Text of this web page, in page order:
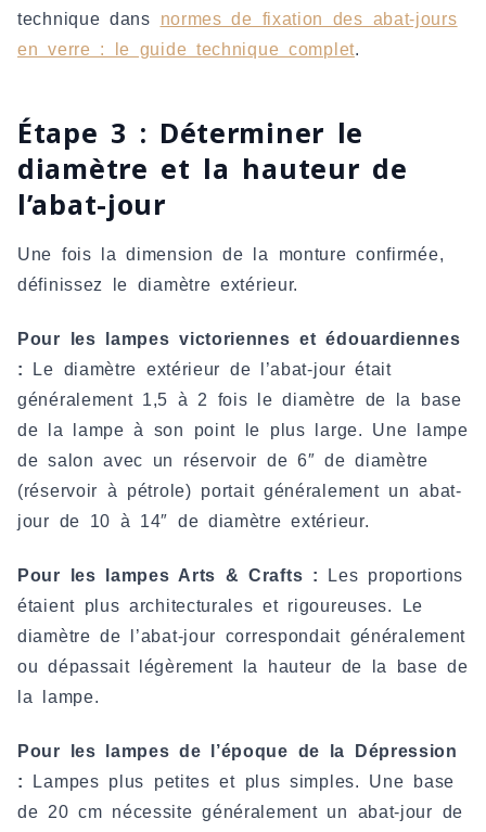
technique dans normes de fixation des abat-jours
en verre : le guide technique complet.
Étape 3 : Déterminer le
diamètre et la hauteur de
l’abat-jour
Une fois la dimension de la monture confirmée,
définissez le diamètre extérieur.
Pour les lampes victoriennes et édouardiennes
:
Le diamètre extérieur de l’abat-jour était
généralement 1,5 à 2 fois le diamètre de la base
de la lampe à son point le plus large. Une lampe
de salon avec un réservoir de 6″ de diamètre
(réservoir à pétrole) portait généralement un abat-
jour de 10 à 14″ de diamètre extérieur.
Pour les lampes Arts & Crafts :
Les proportions
étaient plus architecturales et rigoureuses. Le
diamètre de l’abat-jour correspondait généralement
ou dépassait légèrement la hauteur de la base de
la lampe.
Pour les lampes de l’époque de la Dépression
:
Lampes plus petites et plus simples. Une base
de 20 cm nécessite généralement un abat-jour de